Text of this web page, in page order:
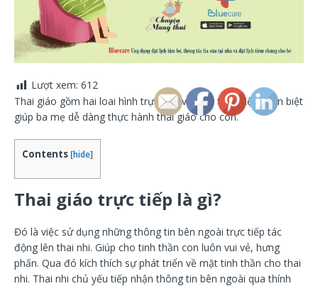
Lượt xem: 612
Thai giáo gồm hai loai hình trực tiếp và gián tiếp. Việc phân biệt
giúp ba mẹ dễ dàng thực hành thai giáo cho con.
Contents [hide]
Thai giáo trực tiếp là gì?
Đó là việc sử dụng những thông tin bên ngoài trực tiếp tác
động lên thai nhi. Giúp cho tinh thần con luôn vui vẻ, hưng
phấn. Qua đó kích thích sự phát triển về mặt tinh thần cho thai
nhi. Thai nhi chủ yếu tiếp nhận thông tin bên ngoài qua thính